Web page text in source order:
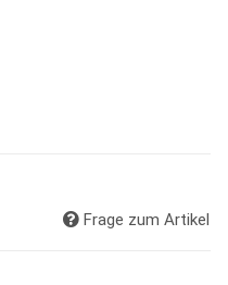
Frage zum Artikel